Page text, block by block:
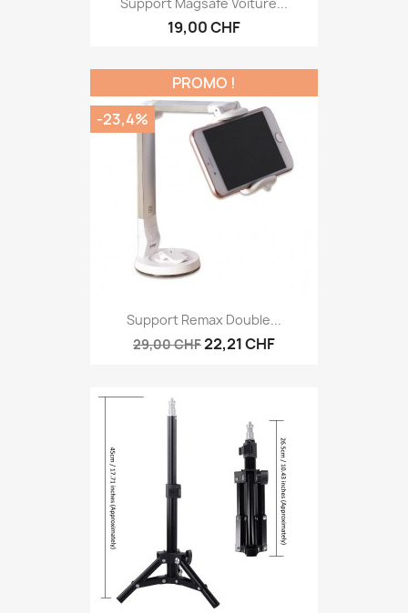
19,00 CHF
Support Remax Double...
29,00 CHF22,21 CHF
PROMO !
-23,4%